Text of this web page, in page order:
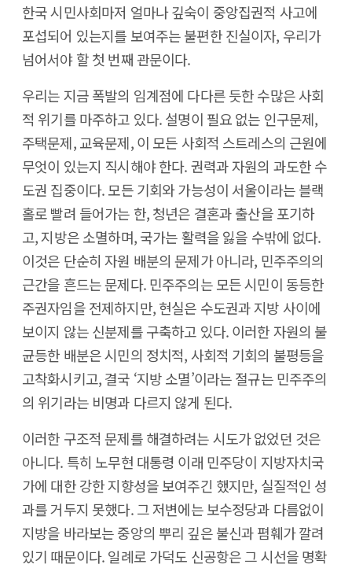
한국 시민사회마저 얼마나 깊숙이 중앙집권적 사고에
포섭되어 있는지를 보여주는 불편한 진실이자, 우리가
넘어서야 할 첫 번째 관문이다.
우리는 지금 폭발의 임계점에 다다른 듯한 수많은 사회
적 위기를 마주하고 있다. 설명이 필요 없는 인구문제,
주택문제, 교육문제, 이 모든 사회적 스트레스의 근원에
무엇이 있는지 직시해야 한다. 권력과 자원의 과도한 수
도권 집중이다. 모든 기회와 가능성이 서울이라는 블랙
홀로 빨려 들어가는 한, 청년은 결혼과 출산을 포기하
고, 지방은 소멸하며, 국가는 활력을 잃을 수밖에 없다.
이것은 단순히 자원 배분의 문제가 아니라, 민주주의의
근간을 흔드는 문제다. 민주주의는 모든 시민이 동등한
주권자임을 전제하지만, 현실은 수도권과 지방 사이에
보이지 않는 신분제를 구축하고 있다. 이러한 자원의 불
균등한 배분은 시민의 정치적, 사회적 기회의 불평등을
고착화시키고, 결국 ‘지방 소멸’이라는 절규는 민주주의
의 위기라는 비명과 다르지 않게 된다.
이러한 구조적 문제를 해결하려는 시도가 없었던 것은
아니다. 특히 노무현 대통령 이래 민주당이 지방자치국
가에 대한 강한 지향성을 보여주긴 했지만, 실질적인 성
과를 거두지 못했다. 그 저변에는 보수정당과 다름없이
지방을 바라보는 중앙의 뿌리 깊은 불신과 폄훼가 깔려
있기 때문이다. 일례로 가덕도 신공항은 그 시선을 명확